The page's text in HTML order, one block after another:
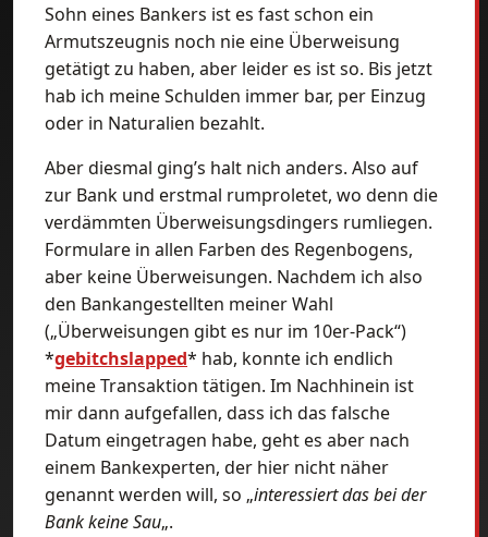
Sohn eines Bankers ist es fast schon ein
Armutszeugnis noch nie eine Überweisung
getätigt zu haben, aber leider es ist so. Bis jetzt
hab ich meine Schulden immer bar, per Einzug
oder in Naturalien bezahlt.
Aber diesmal ging’s halt nich anders. Also auf
zur Bank und erstmal rumproletet, wo denn die
verdämmten Überweisungsdingers rumliegen.
Formulare in allen Farben des Regenbogens,
aber keine Überweisungen. Nachdem ich also
den Bankangestellten meiner Wahl
(„Überweisungen gibt es nur im 10er-Pack“)
*gebitchslapped* hab, konnte ich endlich
meine Transaktion tätigen. Im Nachhinein ist
mir dann aufgefallen, dass ich das falsche
Datum eingetragen habe, geht es aber nach
einem Bankexperten, der hier nicht näher
genannt werden will, so „interessiert das bei der
Bank keine Sau„.